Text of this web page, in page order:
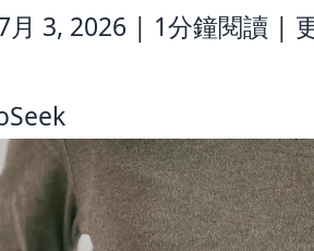
月 3, 2026 | 1分鐘閱讀 |